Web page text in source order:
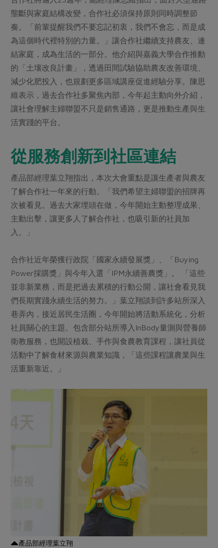
壟斷與家庭結構改變，合作社必須保持原則同時調整節
奏。「前輩提醒我們不要忘記初衷，我們不會忘，而是成
為這個時代裡特別的力量。」讓合作社繼續支持農友、連
結家庭，成為生活的一部分。他介紹與嘉義大學合作推動
的「土壤改良計畫」，透過田間試驗協助農友改善環境、
減少化肥投入，也規劃更多區域講座促進經驗分享。陳思
維表示，過去合作社多聚焦內部，今年起主動向外介紹，
讓社會理解主婦聯盟不只是銷售通路，更是推動生產與生
活實踐的平台。
從服務創新到社區連結
產品部經理葉立翔指出，本次大會重點是讓生產者與農友
了解合作社一年來的行動。「我們希望主婦聯盟的招牌再
次被看見。過去大家埋頭在做，今年開始主動整理成果、
主動出擊，讓更多人了解合作社，也吸引新的社員加
入。」
合作社近年榮獲行政院「國家永續發展獎」、「Buying
Power採購獎」與今年入選「IPM永續善農獎」。 「這些
並非新業務，而是把過去累積的行動公開，讓社會看見我
們長期實踐永續生活的努力。」葉立翔談到許多站所深入
巷弄內，接近居民生活圈，今年開始將活動系統化，分析
社員關心的主題。包含部分站所導入InBody量測與營養師
衛教服務，也開設植栽、手作與食農教育課程，讓社員從
活動中了解食材來源與農業知識，「這些課程讓農業與生
活重新靠近。」
產品部經理葉立翔